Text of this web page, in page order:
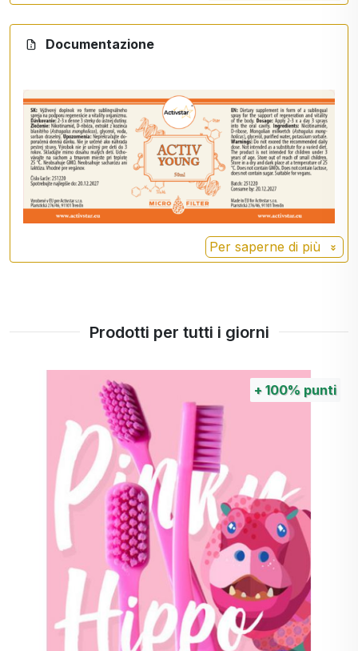
Nicotinamide (vitamina B3) - supporto alle cellule e
D-ribosio - fonte di energia cellulare
Fieno greco (Astragalus membranaceus) -
adattogeno che supporta l'immunità e la vitalità
Glicerolo, acqua, sorbato di potassio
Benefici:
Rapido assorbimento attraverso la mucosa
Favorisce la vitalità e la rigenerazione
Prodotto nell'UE
orale.
⚠️ Non adatto ai bambini al di sotto dei 3 anni.
🎯 Activ YOUNG = Attività, energia, giovinezza.
Iniziate la giornata con una dose di vitalità -
semplice, efficace e moderna!
Documentazione
Per saperne di più
Prodotti per tutti i giorni
+ 100% punti